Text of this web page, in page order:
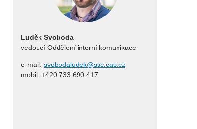
Luděk Svoboda
vedoucí Oddělení interní komunikace
e-mail: svobodaludek@ssc.cas.cz
mobil: +420 733 690 417